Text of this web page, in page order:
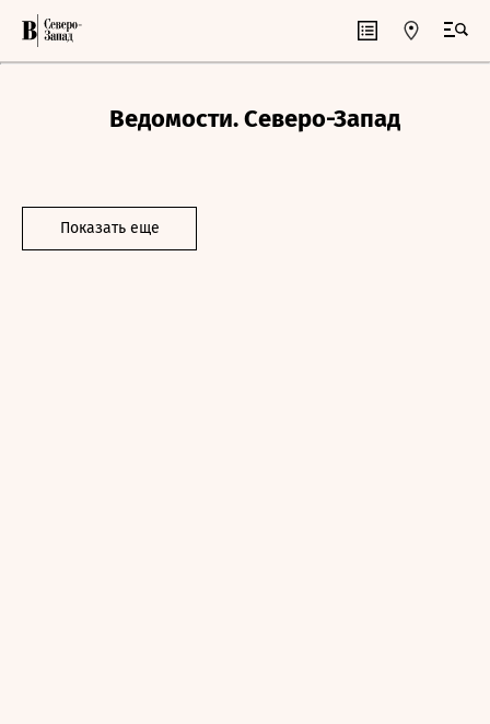
Ведомости. Северо-Запад
Показать еще